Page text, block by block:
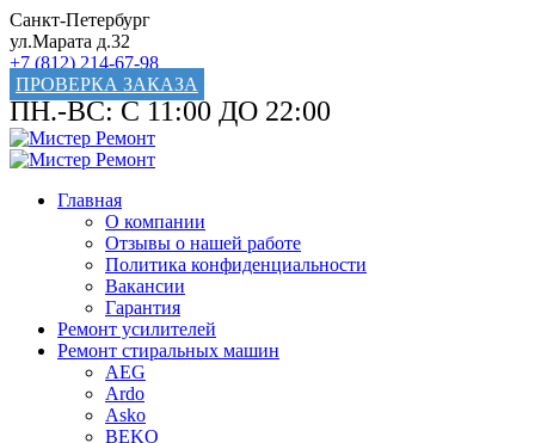
Санкт-Петербург
ул.Марата д.32
+7 (812) 214-67-98
ПРОВЕРКА ЗАКАЗА
ПН.-ВС: С 11:00 ДО 22:00
Главная
О компании
Отзывы о нашей работе
Политика конфиденциальности
Вакансии
Гарантия
Ремонт усилителей
Ремонт стиральных машин
AEG
Ardo
Asko
BEKO